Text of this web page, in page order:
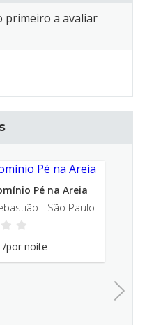
primeiro a avaliar
Pé na Areia
- São Paulo
/por noite
Next